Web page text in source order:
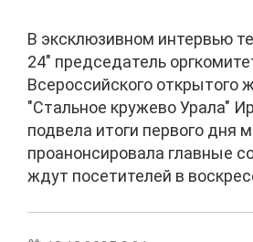
В эксклюзивном интервью
24" председатель
Всероссийского открытого
"Стальное кружево Урала"
подвела итоги первого дня
проанонсировала главные
ждут посетителей в